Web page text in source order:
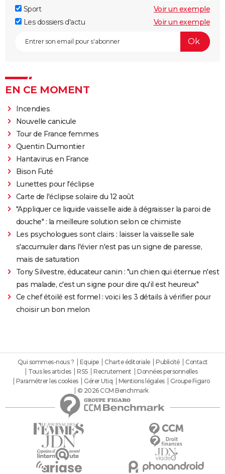
Sport
Voir un exemple
Les dossiers d'actu
Voir un exemple
EN CE MOMENT
Incendies
Nouvelle canicule
Tour de France femmes
Quentin Dumontier
Hantavirus en France
Bison Futé
Lunettes pour l'éclipse
Carte de l'éclipse solaire du 12 août
"Appliquer ce liquide vaisselle aide à dégraisser la paroi de
douche" : la meilleure solution selon ce chimiste
Les psychologues sont clairs : laisser la vaisselle sale
s'accumuler dans l'évier n'est pas un signe de paresse,
mais de saturation
Tony Silvestre, éducateur canin : "un chien qui éternue n'est
pas malade, c'est un signe pour dire qu'il est heureux"
Ce chef étoilé est formel : voici les 3 détails à vérifier pour
choisir un bon melon
Qui sommes-nous ? Equipe Charte éditoriale Publicité
Contact
Tous les articles
RSS Recrutement
Données personnelles
Paramétrer les cookies
Gérer Utiq Mentions légales
Groupe Figaro
© 2026 CCM Benchmark